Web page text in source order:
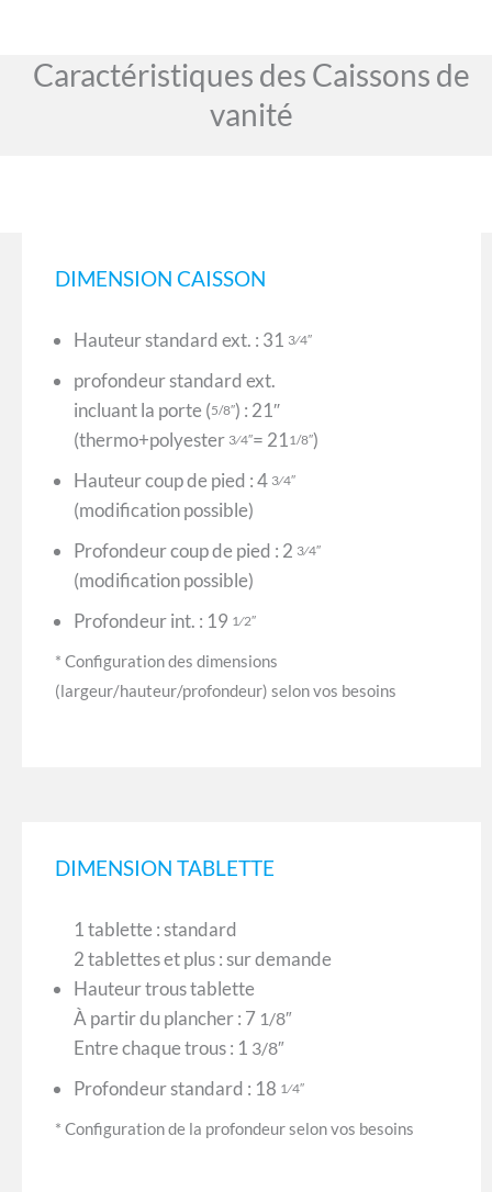
Caractéristiques des Caissons de
vanité
DIMENSION CAISSON
Hauteur standard ext. : 31 3⁄4″
profondeur standard ext.
incluant la porte (5/8″) : 21″
(thermo+polyester 3⁄4″= 21 1/8″)
Hauteur coup de pied : 4 3⁄4″
(modification possible)
Profondeur coup de pied : 2 3⁄4″
(modification possible)
Profondeur int. : 19 1⁄2″
* Configuration des dimensions
(largeur/hauteur/profondeur) selon vos besoins
DIMENSION TABLETTE
1 tablette : standard
2 tablettes et plus : sur demande
Hauteur trous tablette
À partir du plancher : 7 1/8″
Entre chaque trous : 1 3/8″
Profondeur standard : 18 1⁄4″
* Configuration de la profondeur selon vos besoins